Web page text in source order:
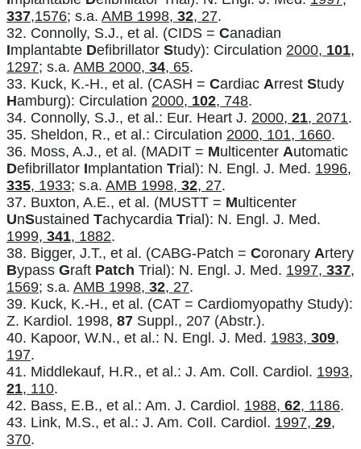
337,1576; s.a. AMB 1998, 32, 27.
32. Connolly, S.J., et al. (CIDS = Canadian
Implantabte Defibrillator Study): Circulation 2000, 101,
1297; s.a. AMB 2000, 34, 65.
33. Kuck, K.-H., et al. (CASH = Cardiac Arrest Study
Hamburg): Circulation 2000, 102, 748.
34. Connolly, S.J., et al.: Eur. Heart J. 2000, 21, 2071.
35. Sheldon, R., et al.: Circulation 2000, 101, 1660.
36. Moss, A.J., et al. (MADIT = Multicenter Automatic
Defibrillator Implantation Trial): N. Engl. J. Med. 1996,
335, 1933; s.a. AMB 1998, 32, 27.
37. Buxton, A.E., et al. (MUSTT = Multicenter
UnSustained Tachycardia Trial): N. Engl. J. Med.
1999, 341, 1882.
38. Bigger, J.T., et al. (CABG-Patch = Coronary Artery
Bypass Graft Patch Trial): N. Engl. J. Med. 1997, 337,
1569; s.a. AMB 1998, 32, 27.
39. Kuck, K.-H., et al. (CAT = Cardiomyopathy Study):
Z. Kardiol. 1998, 87 Suppl., 207 (Abstr.).
40. Kapoor, W.N., et al.: N. Engl. J. Med. 1983, 309,
197.
41. Middlekauf, H.R., et al.: J. Am. Coll. Cardiol. 1993,
21, 110.
42. Bass, E.B., et al.: Am. J. Cardiol. 1988, 62, 1186.
43. Link, M.S., et al.: J. Am. CoIl. Cardiol. 1997, 29,
370.